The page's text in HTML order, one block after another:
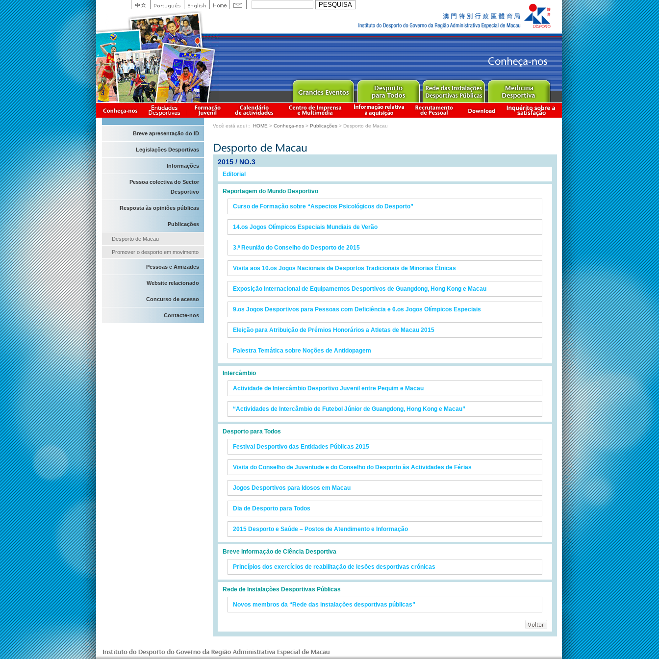
Breve apresentação do ID
Legislações Desportivas
Informações
Pessoa colectiva do Sector
Desportivo
Resposta às opiniões públicas
Publicações
Desporto de Macau
Promover o desporto em movimento
Pessoas e Amizades
Website relacionado
Concurso de acesso
Contacte-nos
Você está aqui： HOME > Conheça-nos > Publicações > Desporto de Macau
2015 / NO.3
Editorial
Reportagem do Mundo Desportivo
Curso de Formação sobre “Aspectos Psicológicos do Desporto”
14.os Jogos Olímpicos Especiais Mundiais de Verão
3.ª Reunião do Conselho do Desporto de 2015
Visita aos 10.os Jogos Nacionais de Desportos Tradicionais de Minorias Étnicas
Exposição Internacional de Equipamentos Desportivos de Guangdong, Hong Kong e Macau
9.os Jogos Desportivos para Pessoas com Deficiência e 6.os Jogos Olímpicos Especiais
Eleição para Atribuição de Prémios Honorários a Atletas de Macau 2015
Palestra Temática sobre Noções de Antidopagem
Intercâmbio
Actividade de Intercâmbio Desportivo Juvenil entre Pequim e Macau
“Actividades de Intercâmbio de Futebol Júnior de Guangdong, Hong Kong e Macau”
Desporto para Todos
Festival Desportivo das Entidades Públicas 2015
Visita do Conselho de Juventude e do Conselho do Desporto às Actividades de Férias
Jogos Desportivos para Idosos em Macau
Dia de Desporto para Todos
2015 Desporto e Saúde – Postos de Atendimento e Informação
Breve Informação de Ciência Desportiva
Princípios dos exercícios de reabilitação de lesões desportivas crónicas
Rede de Instalações Desportivas Públicas
Novos membros da “Rede das instalações desportivas públicas”